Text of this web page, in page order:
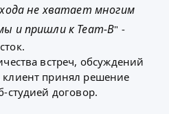
не хватает многим
и пришли к Team-B" -
встреч, обсуждений
принял решение
студией договор.